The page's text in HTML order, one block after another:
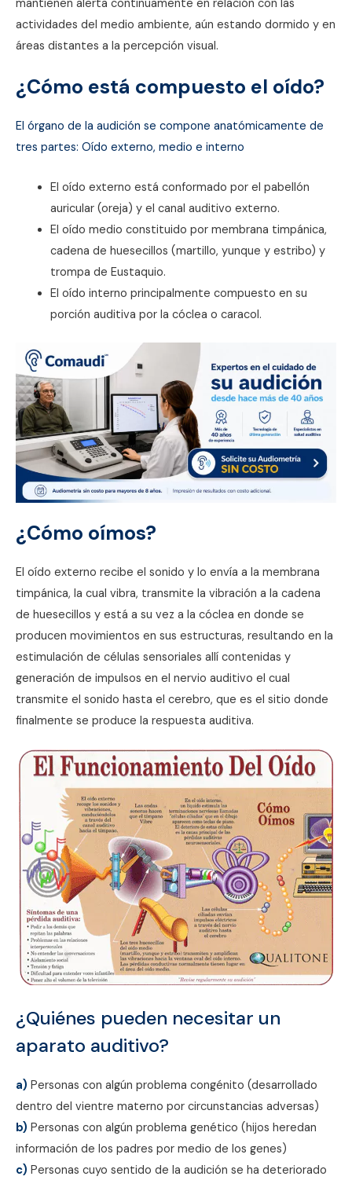
mantienen alerta continuamente en relación con las
actividades del medio ambiente, aún estando dormido y en
áreas distantes a la percepción visual.
¿Cómo está compuesto el oído?
El órgano de la audición se compone anatómicamente de
tres partes: Oído externo, medio e interno
El oído externo está conformado por el pabellón
auricular (oreja) y el canal auditivo externo.
El oído medio constituido por membrana timpánica,
cadena de huesecillos (martillo, yunque y estribo) y
trompa de Eustaquio.
El oído interno principalmente compuesto en su
porción auditiva por la cóclea o caracol.
¿Cómo oímos?
El oído externo recibe el sonido y lo envía a la membrana
timpánica, la cual vibra, transmite la vibración a la cadena
de huesecillos y está a su vez a la cóclea en donde se
producen movimientos en sus estructuras, resultando en la
estimulación de células sensoriales allí contenidas y
generación de impulsos en el nervio auditivo el cual
transmite el sonido hasta el cerebro, que es el sitio donde
finalmente se produce la respuesta auditiva.
¿Quiénes pueden necesitar un
aparato auditivo?
a) Personas con algún problema congénito (desarrollado
dentro del vientre materno por circunstancias adversas)
b) Personas con algún problema genético (hijos heredan
información de los padres por medio de los genes)
c) Personas cuyo sentido de la audición se ha deteriorado